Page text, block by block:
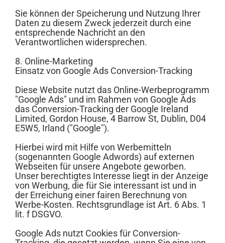
Sie können der Speicherung und Nutzung Ihrer
Daten zu diesem Zweck jederzeit durch eine
entsprechende Nachricht an den
Verantwortlichen widersprechen.
8. Online-Marketing
Einsatz von Google Ads Conversion-Tracking
Diese Website nutzt das Online-Werbeprogramm
"Google Ads" und im Rahmen von Google Ads
das Conversion-Tracking der Google Ireland
Limited, Gordon House, 4 Barrow St, Dublin, D04
E5W5, Irland ("Google").
Hierbei wird mit Hilfe von Werbemitteln
(sogenannten Google Adwords) auf externen
Webseiten für unsere Angebote geworben.
Unser berechtigtes Interesse liegt in der Anzeige
von Werbung, die für Sie interessant ist und in
der Erreichung einer fairen Berechnung von
Werbe-Kosten. Rechtsgrundlage ist Art. 6 Abs. 1
lit. f DSGVO.
Google Ads nutzt Cookies für Conversion-